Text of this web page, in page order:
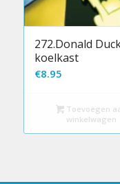
272.Donald
koelkast
€8.95
Toevoegen
winkelwagen